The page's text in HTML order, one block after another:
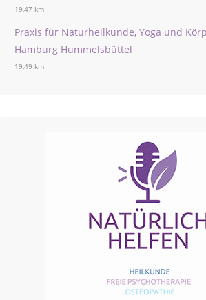
19,47 km
Praxis für Naturheilkunde, Yoga und
Hamburg Hummelsbüttel
19,49 km